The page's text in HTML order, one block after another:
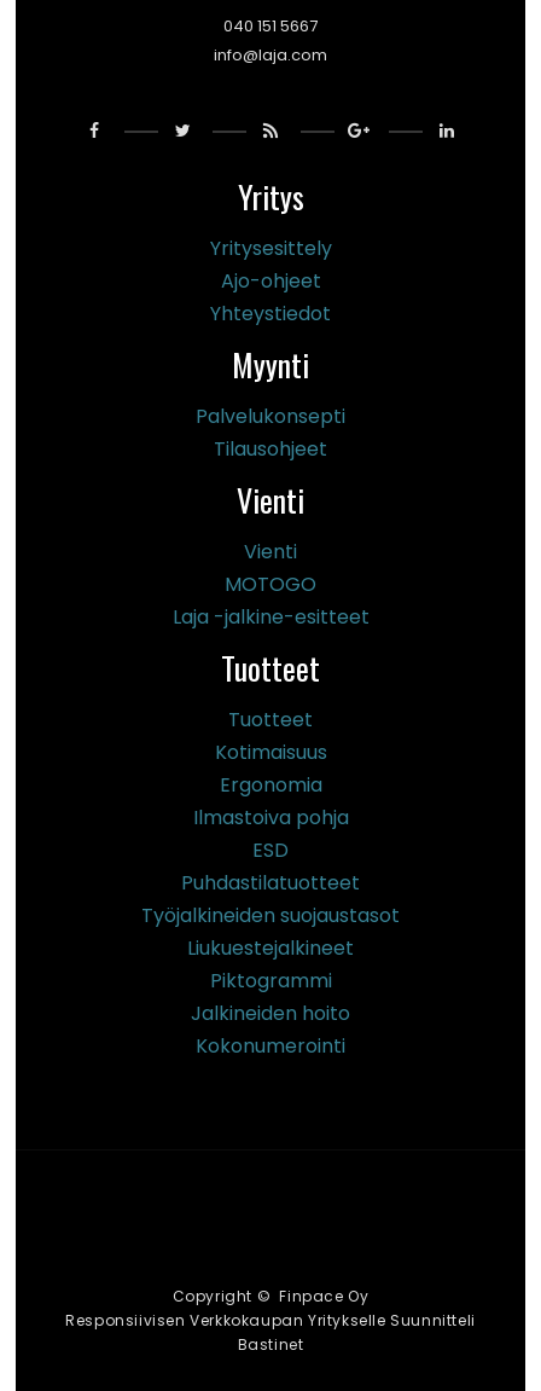
040 151 5667
info@laja.com
Yritys
Yritysesittely
Ajo-ohjeet
Yhteystiedot
Myynti
Palvelukonsepti
Tilausohjeet
Vienti
Vienti
MOTOGO
Laja -jalkine-esitteet
Tuotteet
Tuotteet
Kotimaisuus
Ergonomia
Ilmastoiva pohja
ESD
Puhdastilatuotteet
Työjalkineiden suojaustasot
Liukuestejalkineet
Piktogrammi
Jalkineiden hoito
Kokonumerointi
Copyright © Finpace Oy
Responsiivisen Verkkokaupan Yritykselle Suunnitteli
Bastinet